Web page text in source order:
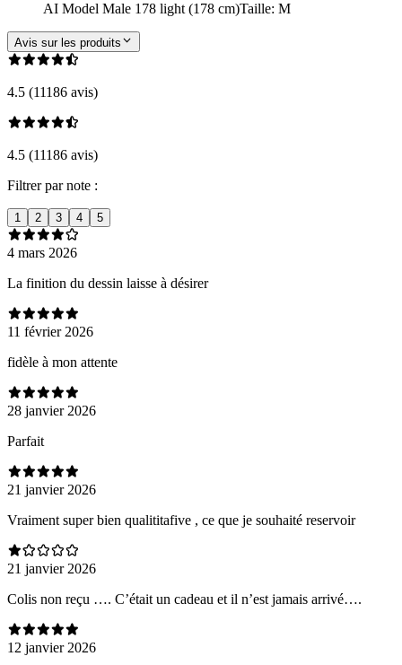
AI Model Male 178 light (178 cm)Taille: M
Avis sur les produits
4.5 (11186 avis)
4.5 (11186 avis)
Filtrer par note :
1 2 3 4 5
4 mars 2026
La finition du dessin laisse à désirer
11 février 2026
fidèle à mon attente
28 janvier 2026
Parfait
21 janvier 2026
Vraiment super bien qualititafive , ce que je souhaité reservoir
21 janvier 2026
Colis non reçu …. C’était un cadeau et il n’est jamais arrivé….
12 janvier 2026